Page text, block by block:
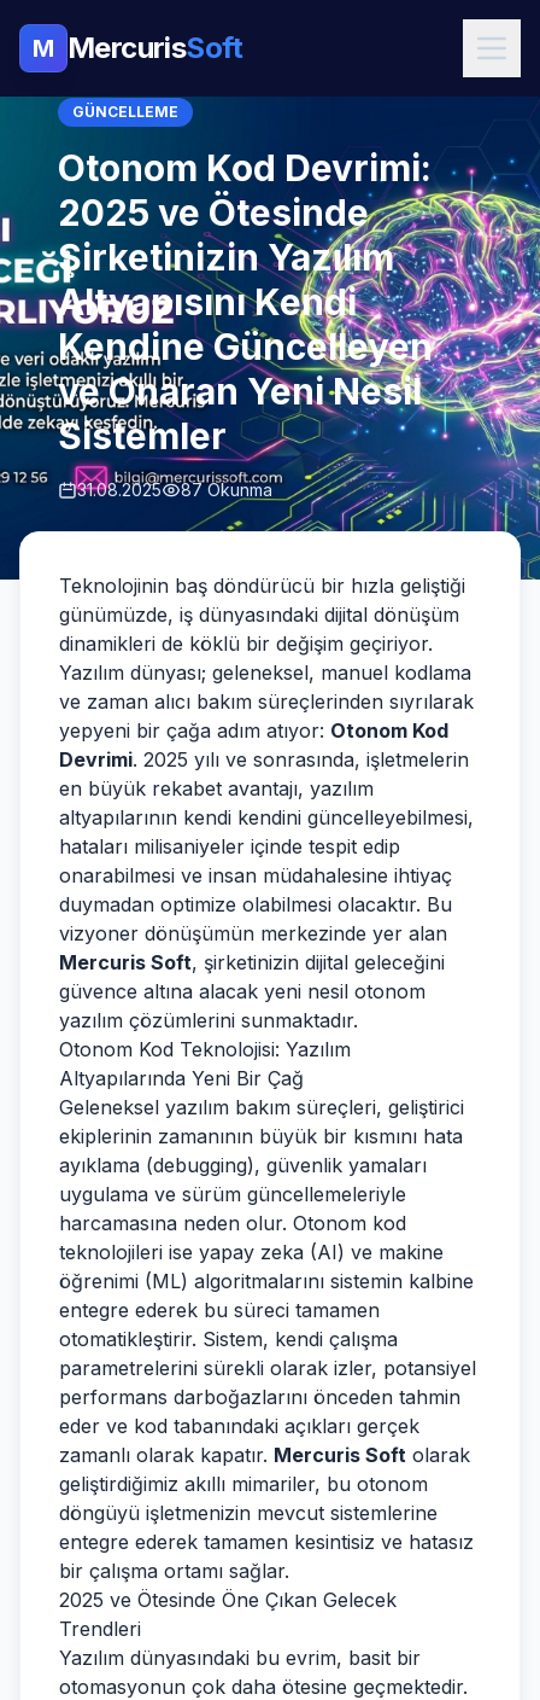
M MercurisSoft
GÜNCELLEME
Otonom Kod Devrimi:
2025 ve Ötesinde
Şirketinizin Yazılım
Altyapısını Kendi
Kendine Güncelleyen
ve Onaran Yeni Nesil
Sistemler
31.08.2025 87 Okunma
Teknolojinin baş döndürücü bir hızla geliştiği
günümüzde, iş dünyasındaki dijital dönüşüm
dinamikleri de köklü bir değişim geçiriyor.
Yazılım dünyası; geleneksel, manuel kodlama
ve zaman alıcı bakım süreçlerinden sıyrılarak
yepyeni bir çağa adım atıyor: Otonom Kod
Devrimi. 2025 yılı ve sonrasında, işletmelerin
en büyük rekabet avantajı, yazılım
altyapılarının kendi kendini güncelleyebilmesi,
hataları milisaniyeler içinde tespit edip
onarabilmesi ve insan müdahalesine ihtiyaç
duymadan optimize olabilmesi olacaktır. Bu
vizyoner dönüşümün merkezinde yer alan
Mercuris Soft, şirketinizin dijital geleceğini
güvence altına alacak yeni nesil otonom
yazılım çözümlerini sunmaktadır.
Otonom Kod Teknolojisi: Yazılım
Altyapılarında Yeni Bir Çağ
Geleneksel yazılım bakım süreçleri, geliştirici
ekiplerinin zamanının büyük bir kısmını hata
ayıklama (debugging), güvenlik yamaları
uygulama ve sürüm güncellemeleriyle
harcamasına neden olur. Otonom kod
teknolojileri ise yapay zeka (AI) ve makine
öğrenimi (ML) algoritmalarını sistemin kalbine
entegre ederek bu süreci tamamen
otomatikleştirir. Sistem, kendi çalışma
parametrelerini sürekli olarak izler, potansiyel
performans darboğazlarını önceden tahmin
eder ve kod tabanındaki açıkları gerçek
zamanlı olarak kapatır. Mercuris Soft olarak
geliştirdiğimiz akıllı mimariler, bu otonom
döngüyü işletmenizin mevcut sistemlerine
entegre ederek tamamen kesintisiz ve hatasız
bir çalışma ortamı sağlar.
2025 ve Ötesinde Öne Çıkan Gelecek
Trendleri
Yazılım dünyasındaki bu evrim, basit bir
otomasyonun çok daha ötesine geçmektedir.